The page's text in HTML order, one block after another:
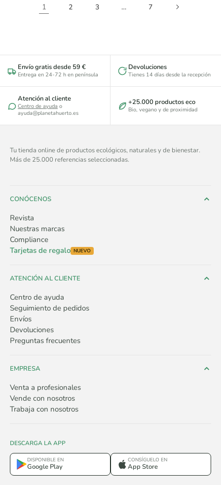
1 2 3 … 7
Envío gratis desde 59 €
Entrega en 24-72 h en península
Devoluciones
Tienes 14 días desde la recepción
Atención al cliente
Centro de ayuda o
ayuda@planetahuerto.es
+25.000 productos eco
Bio, vegano y de proximidad
Tu tienda online de productos ecológicos, naturales y de bienestar.
Más de 25.000 referencias seleccionadas.
CONÓCENOS
Revista
Nuestras marcas
Compliance
Tarjetas de regalo NUEVO
ATENCIÓN AL CLIENTE
Centro de ayuda
Seguimiento de pedidos
Envíos
Devoluciones
Preguntas frecuentes
EMPRESA
Venta a profesionales
Vende con nosotros
Trabaja con nosotros
DESCARGA LA APP
DISPONIBLE EN
Google Play
CONSÍGUELO EN
App Store